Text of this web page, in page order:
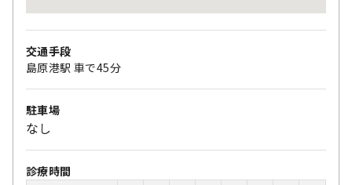
交通手段
島原港駅 車で45分
駐車場
なし
診療時間